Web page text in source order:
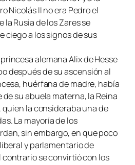
Nicolás II no era Pedro el
la Rusia de los Zares se
ciego a los signos de sus
alemana Alix de Hesse
después de su ascensión al
huérfana de madre, había
su abuela materna, la Reina
la consideraba una de
La mayoría de los
sin embargo, en que poco
y parlamentario de
se convirtió con los